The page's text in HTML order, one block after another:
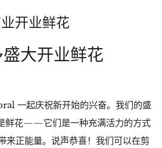
开业鲜花
大开业鲜花
一起庆祝新开始的兴奋。我们的盛
鲜花——它们是一种充满活力的方式
正能量。 说声恭喜！我们可以在剪